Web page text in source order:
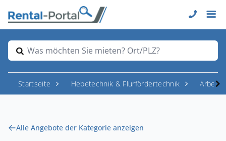
Was möchten Sie mieten? Ort/PLZ?
Startseite Hebetechnik & Flurfördertechnik
Alle Angebote der Kategorie anzeigen